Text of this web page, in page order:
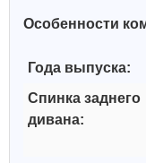
Особенности
Года выпуска:
Спинка заднего
дивана: